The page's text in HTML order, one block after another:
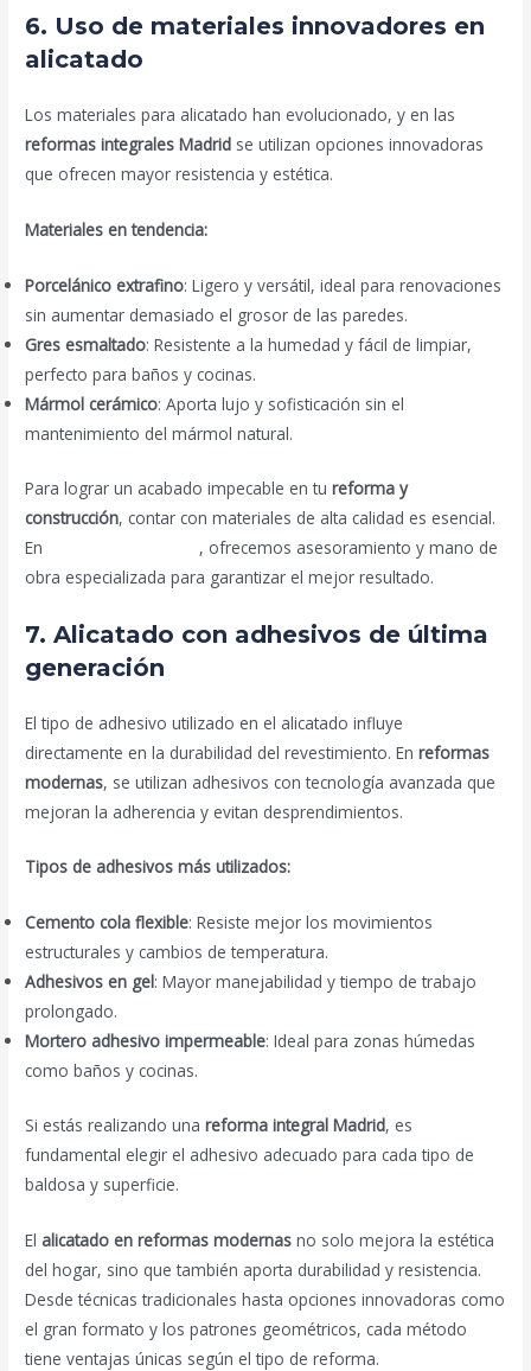
6. Uso de materiales innovadores en
alicatado
Los materiales para alicatado han evolucionado, y en las
reformas integrales Madrid se utilizan opciones innovadoras
que ofrecen mayor resistencia y estética.
Materiales en tendencia:
Porcelánico extrafino: Ligero y versátil, ideal para renovaciones
sin aumentar demasiado el grosor de las paredes.
Gres esmaltado: Resistente a la humedad y fácil de limpiar,
perfecto para baños y cocinas.
Mármol cerámico: Aporta lujo y sofisticación sin el
mantenimiento del mármol natural.
Para lograr un acabado impecable en tureforma y
construcción, contar con materiales de alta calidad es esencial.
En
, ofrecemos asesoramiento y mano de
obra especializada para garantizar el mejor resultado.
7. Alicatado con adhesivos de última
generación
El tipo de adhesivo utilizado en el alicatado influye
directamente en la durabilidad del revestimiento. Enreformas
modernas, se utilizan adhesivos con tecnología avanzada que
mejoran la adherencia y evitan desprendimientos.
Tipos de adhesivos más utilizados:
Cemento cola flexible: Resiste mejor los movimientos
estructurales y cambios de temperatura.
Adhesivos en gel: Mayor manejabilidad y tiempo de trabajo
prolongado.
Mortero adhesivo impermeable: Ideal para zonas húmedas
como baños y cocinas.
Si estás realizando unareforma integral Madrid, es
fundamental elegir el adhesivo adecuado para cada tipo de
baldosa y superficie.
El alicatado en reformas modernas no solo mejora la estética
del hogar, sino que también aporta durabilidad y resistencia.
Desde técnicas tradicionales hasta opciones innovadoras como
el gran formato y los patrones geométricos, cada método
tiene ventajas únicas según el tipo de reforma.